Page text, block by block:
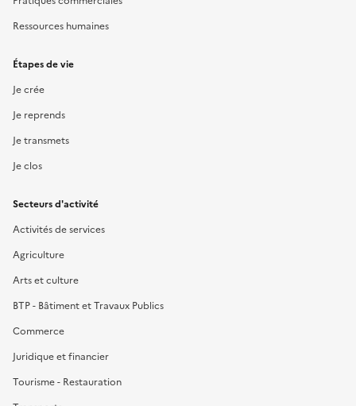
Ressources humaines
Étapes de vie
Je crée
Je reprends
Je transmets
Je clos
Secteurs d'activité
Activités de services
Agriculture
Arts et culture
BTP - Bâtiment et Travaux Publics
Commerce
Juridique et financier
Tourisme - Restauration